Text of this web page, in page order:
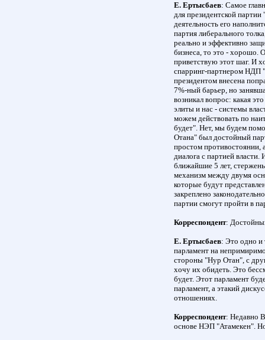
Е. Ертысбаев: Самое
для президентской
деятельность его
партия либерального
реально и эффективно
бизнеса, то это - хорошо.
приветствую этот шаг. И
спарринг-партнером НДП
президентом внесена
7%-ный барьер, но
возникал вопрос: какая
элиты и нас - системы
можем действовать по
будет". Нет, мы будем
Отана" был достойный
простом противостоянии,
диалога с партией
ближайшие 5 лет,
механизм между двумя
которые будут
закреплено
партии смогут пройти в
Корреспондент:
Е. Ертысбаев: Это одно и
парламент на
стороны "Нур Отан", с
хочу их обидеть. Это
будет. Этот парламент
парламент, а этакий
отношениях.
Корреспондент: Недавно
основе НЭП "Атамекен".